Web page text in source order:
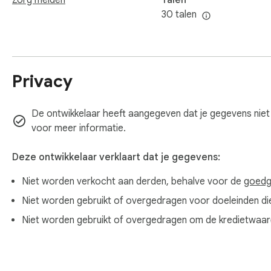
30 talen
Privacy
De ontwikkelaar heeft aangegeven dat je gegevens
voor meer informatie.
Deze ontwikkelaar verklaart dat je gegevens:
Niet worden verkocht aan derden, behalve voor de
Niet worden gebruikt of overgedragen voor doeleinden
Niet worden gebruikt of overgedragen om de